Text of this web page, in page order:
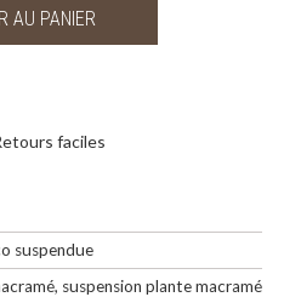
AU PANIER
faciles
suspendue
, suspension plante macramé